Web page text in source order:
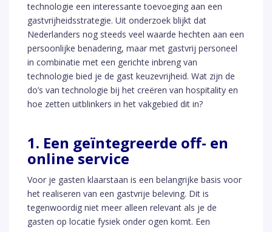
technologie een interessante toevoeging aan een
gastvrijheidsstrategie. Uit onderzoek blijkt dat
Nederlanders nog steeds veel waarde hechten aan een
persoonlijke benadering, maar met gastvrij personeel
in combinatie met een gerichte inbreng van
technologie bied je de gast keuzevrijheid. Wat zijn de
do’s van technologie bij het creëren van hospitality en
hoe zetten uitblinkers in het vakgebied dit in?
1. Een geïntegreerde off- en
online service
Voor je gasten klaarstaan is een belangrijke basis voor
het realiseren van een gastvrije beleving. Dit is
tegenwoordig niet meer alleen relevant als je de
gasten op locatie fysiek onder ogen komt. Een